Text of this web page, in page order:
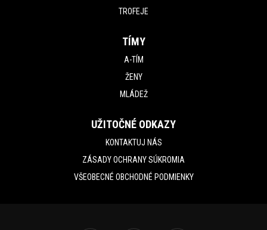
TROFEJE
TÍMY
A-TÍM
ŽENY
MLÁDEŽ
UŽITOČNÉ ODKAZY
KONTAKTUJ NÁS
ZÁSADY OCHRANY SÚKROMIA
VŠEOBECNÉ OBCHODNÉ PODMIENKY